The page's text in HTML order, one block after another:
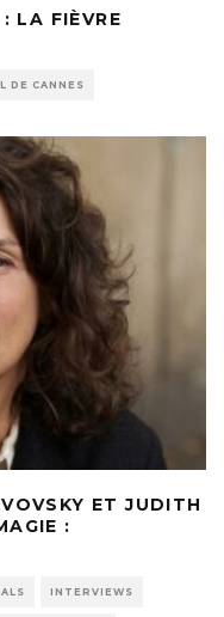
LA FIÈVRE
DE CANNES
ET JUDITH
:
INTERVIEWS